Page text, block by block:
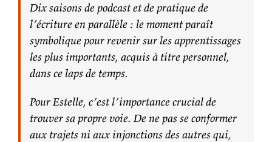
Dix saisons de podcast et de pratique de
l’écriture en parallèle : le moment paraît
symbolique pour revenir sur les apprentissages
les plus importants, acquis à titre personnel,
dans ce laps de temps.
Pour Estelle, c’est l’importance crucial de
trouver sa propre voie. De ne pas se conformer
aux trajets ni aux injonctions des autres qui,